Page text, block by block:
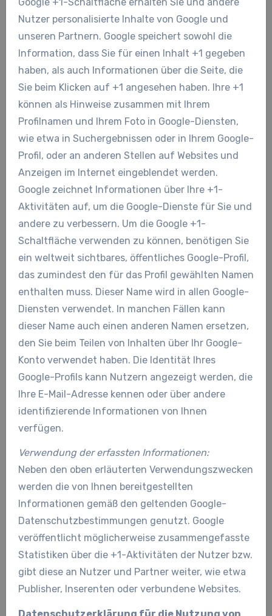
Nutzer personalisierte Inhalte von Google und
unseren Partnern. Google speichert sowohl die
Information, dass Sie für einen Inhalt +1 gegeben
haben, als auch Informationen über die Seite, die
Sie beim Klicken auf +1 angesehen haben. Ihre +1
können als Hinweise zusammen mit Ihrem
Profilnamen und Ihrem Foto in Google-Diensten,
wie etwa in Suchergebnissen oder in Ihrem Google-
Profil, oder an anderen Stellen auf Websites und
Anzeigen im Internet eingeblendet werden.
Google zeichnet Informationen über Ihre +1-
Aktivitäten auf, um die Google-Dienste für Sie und
andere zu verbessern. Um die Google +1-
Schaltfläche verwenden zu können, benötigen Sie
ein weltweit sichtbares, öffentliches Google-Profil,
das zumindest den für das Profil gewählten Namen
enthalten muss. Dieser Name wird in allen Google-
Diensten verwendet. In manchen Fällen kann
dieser Name auch einen anderen Namen ersetzen,
den Sie beim Teilen von Inhalten über Ihr Google-
Konto verwendet haben. Die Identität Ihres
Google-Profils kann Nutzern angezeigt werden, die
Ihre E-Mail-Adresse kennen oder über andere
identifizierende Informationen von Ihnen
verfügen.
Verwendung der erfassten Informationen:
Neben den oben erläuterten Verwendungszwecken
werden die von Ihnen bereitgestellten
Informationen gemäß den geltenden Google-
Datenschutzbestimmungen genutzt. Google
veröffentlicht möglicherweise zusammengefasste
Statistiken über die +1-Aktivitäten der Nutzer bzw.
gibt diese an Nutzer und Partner weiter, wie etwa
Publisher, Inserenten oder verbundene Websites.